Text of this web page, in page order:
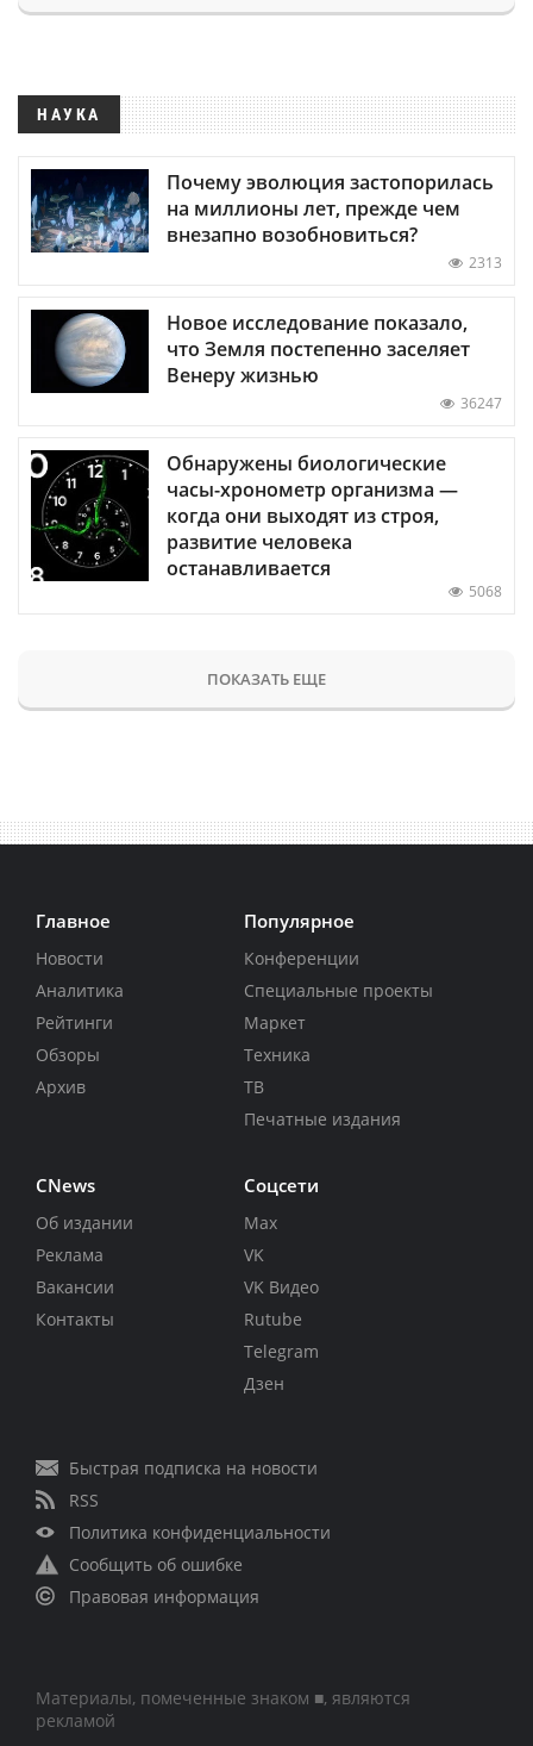
НАУКА
Почему эволюция застопорилась
на миллионы лет, прежде чем
внезапно возобновиться?
2313
Новое исследование показало,
что Земля постепенно заселяет
Венеру жизнью
36247
Обнаружены биологические
часы-хронометр организма —
когда они выходят из строя,
развитие человека
останавливается
5068
ПОКАЗАТЬ ЕЩЕ
Главное
Новости
Аналитика
Рейтинги
Обзоры
Архив
Популярное
Конференции
Специальные проекты
Маркет
Техника
ТВ
Печатные издания
CNews
Об издании
Реклама
Вакансии
Контакты
Соцсети
Max
VK
VK Видео
Rutube
Telegram
Дзен
Быстрая подписка на новости
RSS
Политика конфиденциальности
Сообщить об ошибке
Правовая информация
Материалы, помеченные знаком ■, являются
рекламой